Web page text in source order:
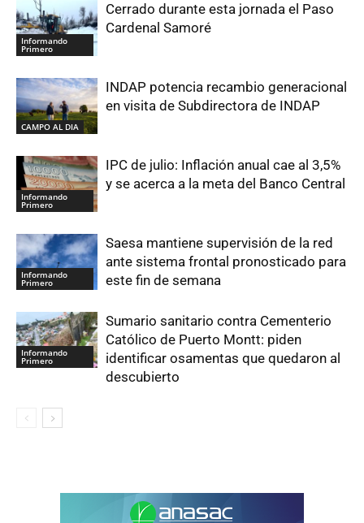
Informando
Primero
Cerrado durante esta jornada el Paso
Cardenal Samoré
CAMPO AL DIA
INDAP potencia recambio generacional
en visita de Subdirectora de INDAP
Informando
Primero
IPC de julio: Inflación anual cae al 3,5%
y se acerca a la meta del Banco Central
Informando
Primero
Saesa mantiene supervisión de la red
ante sistema frontal pronosticado para
este fin de semana
Informando
Primero
Sumario sanitario contra Cementerio
Católico de Puerto Montt: piden
identificar osamentas que quedaron al
descubierto